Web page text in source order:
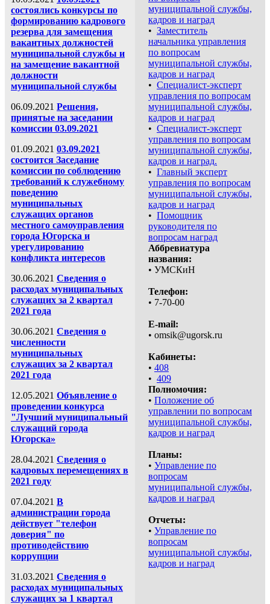
состоялись конкурсы по
формированию кадрового
резерва для замещения
вакантных должностей
муниципальной службы и
на замещение вакантной
должности
муниципальной службы
06.09.2021 Решения,
принятые на заседании
комиссии 03.09.2021
01.09.2021 03.09.2021
состоится Заседание
комиссии по соблюдению
требований к служебному
поведению
муниципальных
служащих органов
местного самоуправления
города Югорска и
урегулированию
конфликта интересов
30.06.2021 Сведения о
расходах муниципальных
служащих за 2 квартал
2021 года
30.06.2021 Сведения о
численности
муниципальных
служащих за 2 квартал
2021 года
12.05.2021 Объявление о
проведении конкурса
"Лучший муниципальный
служащий города
Югорска»
28.04.2021 Сведения о
кадровых перемещениях в
2021 году
07.04.2021 В
администрации города
действует "телефон
доверия" по
противодействию
коррупции
31.03.2021 Сведения о
расходах муниципальных
служащих за 1 квартал
муниципальной службы,
кадров и наград
• Заместитель
начальника управления
по вопросам
муниципальной службы,
кадров и наград
• Специалист-эксперт
управления по вопросам
муниципальной службы,
кадров и наград
• Специалист-эксперт
управления по вопросам
муниципальной службы,
кадров и наград.
• Главный эксперт
управления по вопросам
муниципальной службы,
кадров и наград
• Помощник
руководителя по
вопросам наград
Аббревиатура
названия:
• УМСКиН
Телефон:
• 7-70-00
E-mail:
• omsik@ugorsk.ru
Кабинеты:
• 408
• 409
Полномочия:
• Положение об
управлении по вопросам
муниципальной службы,
кадров и наград
Планы:
• Управление по
вопросам
муниципальной службы,
кадров и наград
Отчеты:
• Управление по
вопросам
муниципальной службы,
кадров и наград